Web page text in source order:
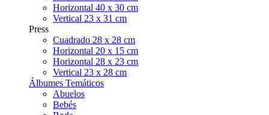
Horizontal 40 x 30 cm
Vertical 23 x 31 cm
Press
Cuadrado 28 x 28 cm
Horizontal 20 x 15 cm
Horizontal 28 x 23 cm
Vertical 23 x 28 cm
Álbumes Temáticos
Abuelos
Bebés